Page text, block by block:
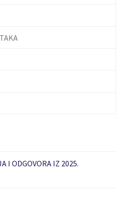
I ODGOVORA IZ 2025.